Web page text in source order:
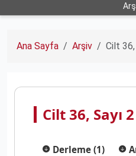
Ana Sayfa Arşiv Cilt 36,
Cilt 36, Sayı
Derleme (1)